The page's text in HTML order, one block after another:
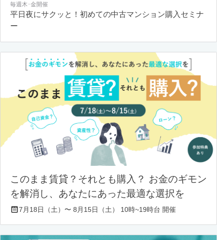
毎週木･金開催
平日夜にサクッと！初めての中古マンション購入セミナ
ー
このまま賃貸？それとも購入？ お金のギモン
を解消し、あなたにあった最適な選択を
7月18日（土）〜 8月15日（土） 10時~19時台 開催